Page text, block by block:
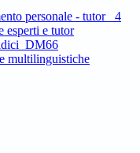
personale - tutor _4
esperti e tutor
multilinguistiche